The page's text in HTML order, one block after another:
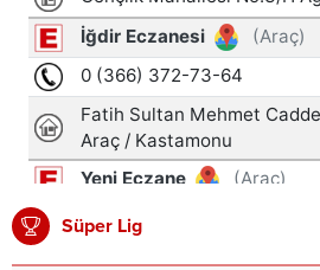
Süper Lig